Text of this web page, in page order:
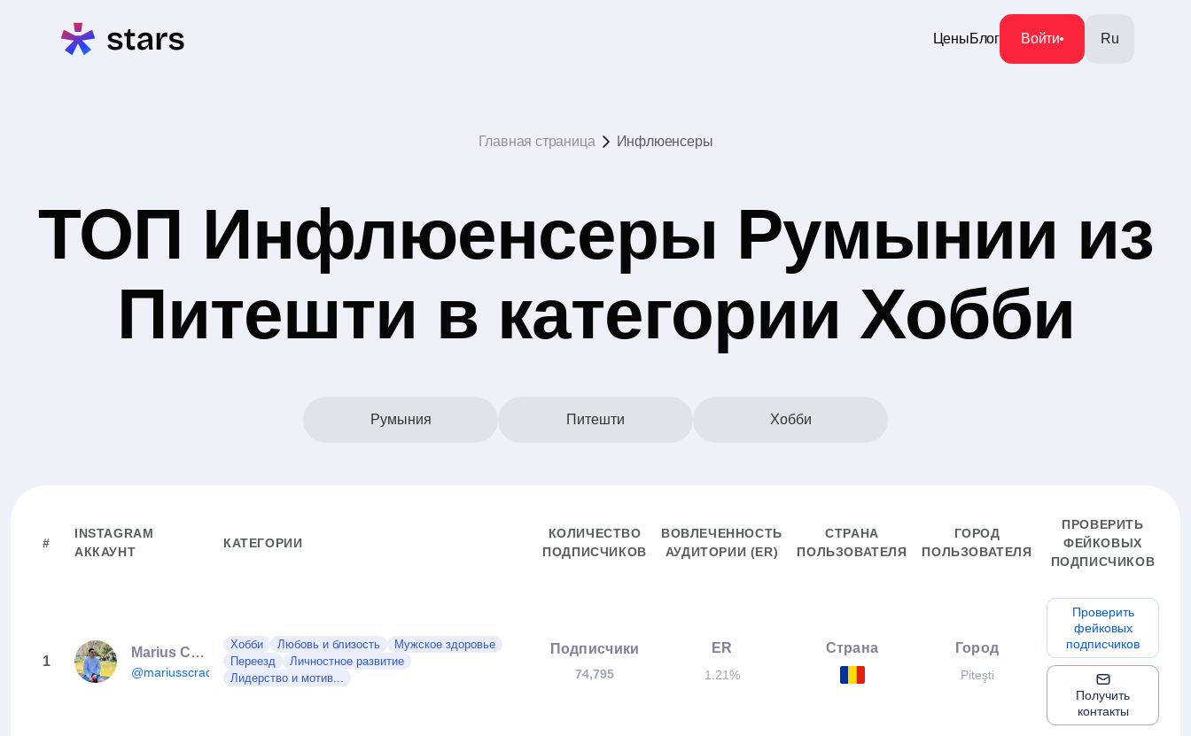
ЦеныБлог Войти Ru
Главная страница Инфлюенсеры
ТОП Инфлюенсеры Румынии из
Питешти в категории Хобби
Румыния Питешти Хобби
#
INSTAGRAM
АККАУНТ
КАТЕГОРИИ
КОЛИЧЕСТВО
ПОДПИСЧИКОВ
ВОВЛЕЧЕННОСТЬ
АУДИТОРИИ (ER)
СТРАНА
ПОЛЬЗОВАТЕЛЯ
ГОРОД
ПОЛЬЗОВАТЕЛЯ
ПРОВЕРИТЬ
ФЕЙКОВЫХ
ПОДПИСЧИКОВ
1
Marius Craciun
@mariusscraciun
Хобби Любовь и близость
Мужское здоровье
Переезд
Личностное развитие
Лидерство и мотив...
Подписчики
74,795
ER
1.21%
Страна Город
Piteşti
Проверить
фейковых
подписчиков
Получить
контакты